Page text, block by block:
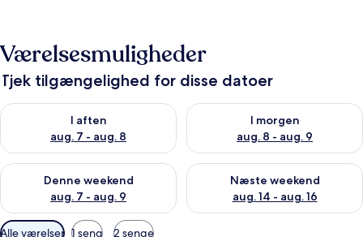
Værelsesmuligheder
Tjek tilgængelighed for disse datoer
I aften
aug. 7 - aug. 8
Tjek tilgængelighed for i aften aug. 7 - aug. 8
I morgen
aug. 8 - aug. 9
Tjek tilgængelighed for i
Denne weekend
aug. 7 - aug. 9
Tjek tilgængelighed for denne weekend aug. 7 - aug. 9
Næste weekend
aug. 14 - aug. 16
Tjek tilgængelighed for næste
Tilgængelige
Alle værelser 1 seng 2 senge